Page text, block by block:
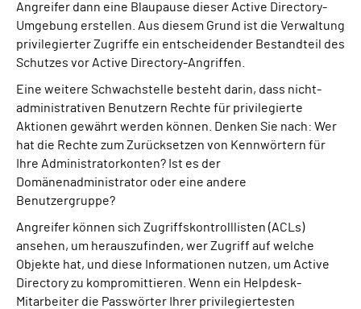
Angreifer dann eine Blaupause dieser Active Directory-
Umgebung erstellen. Aus diesem Grund ist die Verwaltung
privilegierter Zugriffe ein entscheidender Bestandteil des
Schutzes vor Active Directory-Angriffen.
Eine weitere Schwachstelle besteht darin, dass nicht-
administrativen Benutzern Rechte für privilegierte
Aktionen gewährt werden können. Denken Sie nach: Wer
hat die Rechte zum Zurücksetzen von Kennwörtern für
Ihre Administratorkonten? Ist es der
Domänenadministrator oder eine andere
Benutzergruppe?
Angreifer können sich Zugriffskontrolllisten (ACLs)
ansehen, um herauszufinden, wer Zugriff auf welche
Objekte hat, und diese Informationen nutzen, um Active
Directory zu kompromittieren. Wenn ein Helpdesk-
Mitarbeiter die Passwörter Ihrer privilegiertesten